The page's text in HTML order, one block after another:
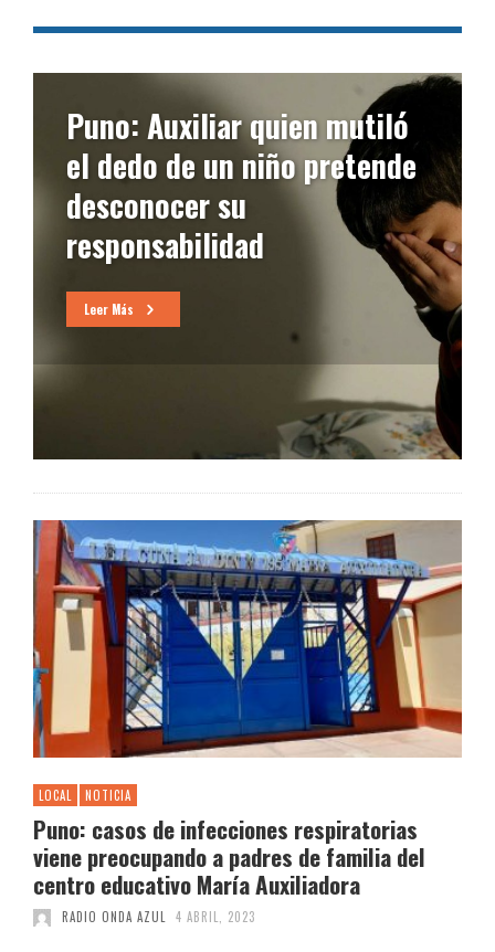
Puno: Auxiliar quien mutiló
el dedo de un niño pretende
desconocer su
responsabilidad
Leer Más
LOCAL NOTICIA
Puno: casos de infecciones respiratorias
viene preocupando a padres de familia del
centro educativo María Auxiliadora
RADIO ONDA AZUL 4 ABRIL, 2023